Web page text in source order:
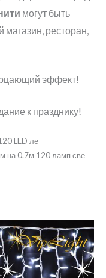
могут быть
магазин, ресторан,
эффект!
к празднику!